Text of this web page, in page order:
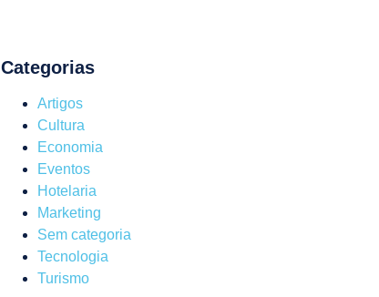
Categorias
Artigos
Cultura
Economia
Eventos
Hotelaria
Marketing
Sem categoria
Tecnologia
Turismo